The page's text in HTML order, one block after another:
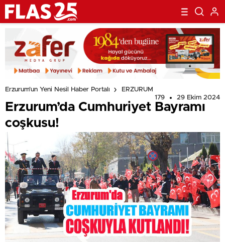
Erzurum'un Yeni Nesil Haber Portalı
ERZURUM
179
29 Ekim 2024
Erzurum’da Cumhuriyet Bayramı
coşkusu!